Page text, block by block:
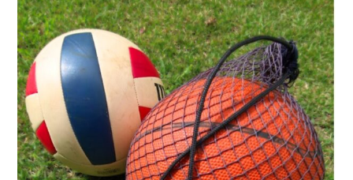
Limpar
Os
Oceanos
É
Urgente?